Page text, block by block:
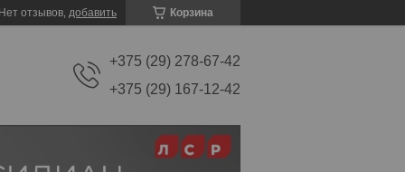
Корзина
отзывов, добавить
+375 (29) 278-67-42
+375 (29) 167-12-42